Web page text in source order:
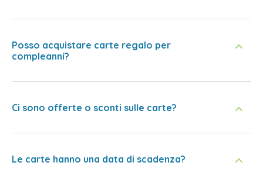
Posso acquistare carte regalo per
compleanni?
Ci sono offerte o sconti sulle carte?
Le carte hanno una data di scadenza?